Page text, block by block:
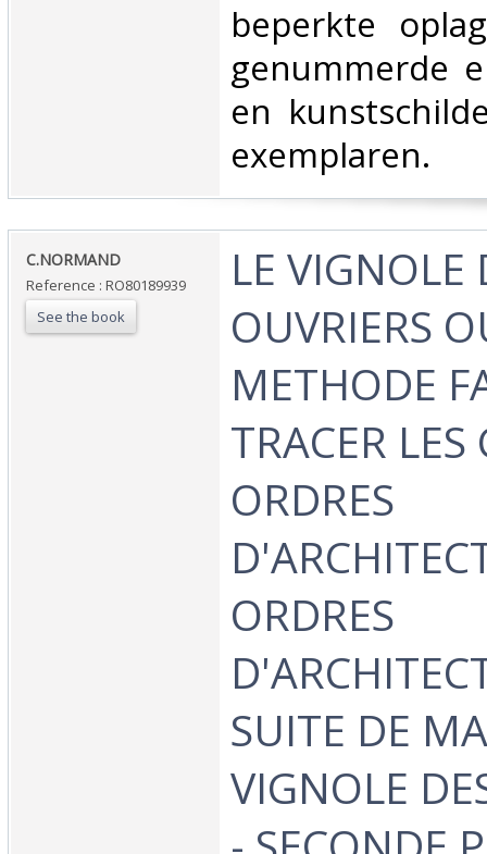
‎beperkte
genummerde
en
exemplaren.‎
‎C.NORMAND‎
Reference : RO80189939
See the book
‎LE VIGNOLE
OUVRIERS
METHODE
TRACER LES
ORDRES
ORDRES
SUITE DE
VIGNOLE